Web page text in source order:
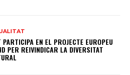
PARTICIPA EN EL PROJECTE EUROPEU
PER REIVINDICAR LA DIVERSITAT